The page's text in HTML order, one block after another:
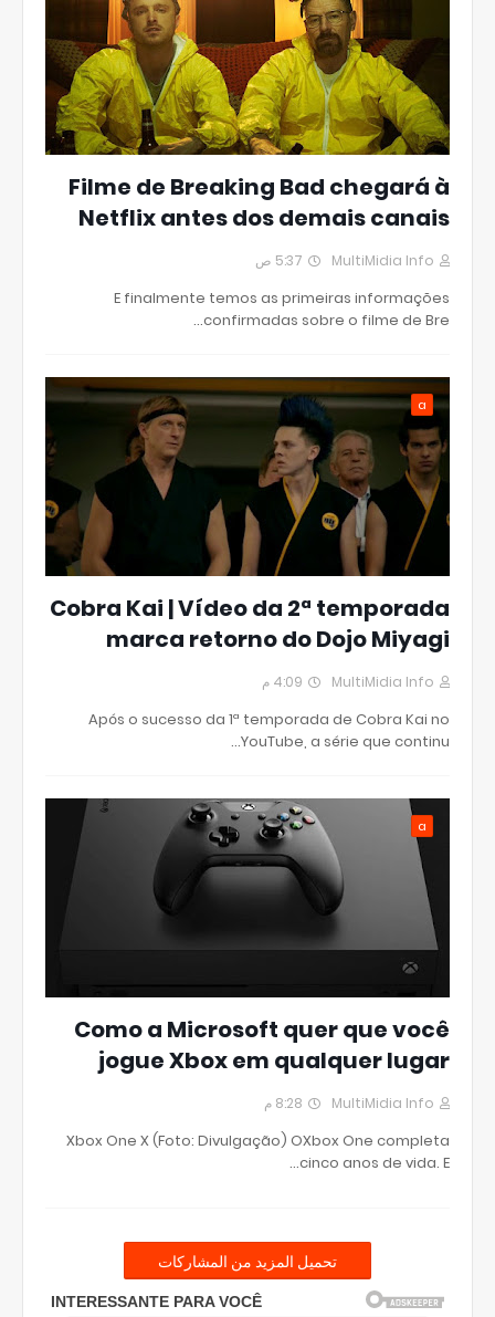
Filme de Breaking Bad chegará à
Netflix antes dos demais canais
MultiMidia Info 5:37 ص
E finalmente temos as primeiras informações
confirmadas sobre o filme de Bre…
a
Cobra Kai | Vídeo da 2ª temporada
marca retorno do Dojo Miyagi
MultiMidia Info 4:09 م
Após o sucesso da 1ª temporada de Cobra Kai no
YouTube, a série que continu…
a
Como a Microsoft quer que você
jogue Xbox em qualquer lugar
MultiMidia Info 8:28 م
Xbox One X (Foto: Divulgação) OXbox One completa
cinco anos de vida. E…
تحميل المزيد من المشاركات